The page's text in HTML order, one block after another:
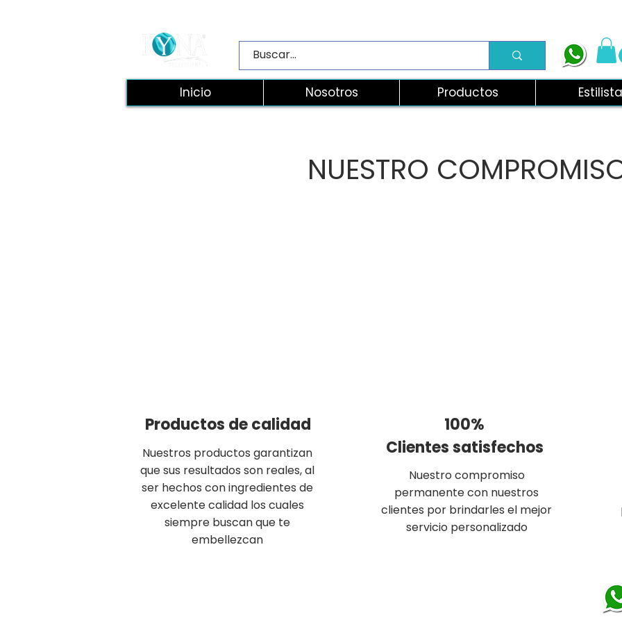
Inicio Nosotros Productos
NUESTRO
Productos de calidad
Nuestros productos garantizan
que sus resultados son reales, al
ser hechos con ingredientes de
excelente calidad los cuales
siempre buscan que te
embellezcan
100%
Clientes satisfechos
Nuestro compromiso
permanente con nuestros
clientes por brindarles el mejor
servicio personalizado